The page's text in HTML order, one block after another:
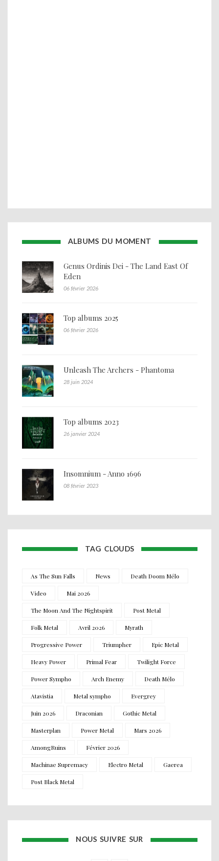
ALBUMS DU MOMENT
Genus Ordinis Dei - The Land East Of
Eden
06 février 2026
Top albums 2025
06 février 2026
Unleash The Archers - Phantoma
28 juin 2024
Top albums 2023
26 janvier 2024
Insomnium - Anno 1696
08 février 2023
TAG CLOUDS
As The Sun Falls News Death Doom Mélo
Video Mai 2026
The Moon And The Nightspirit Post Metal
Folk Metal Avril 2026 Myrath
Progressive Power Triumpher Epic Metal
Heavy Power Primal Fear Twilight Force
Power Sympho Arch Enemy Death Mélo
Atavistia Metal sympho Evergrey
Juin 2026 Draconian Gothic Metal
Masterplan Power Metal Mars 2026
AmongRuins Février 2026
Machinae Supremacy Electro Metal Gaerea
Post Black Metal
NOUS SUIVRE SUR